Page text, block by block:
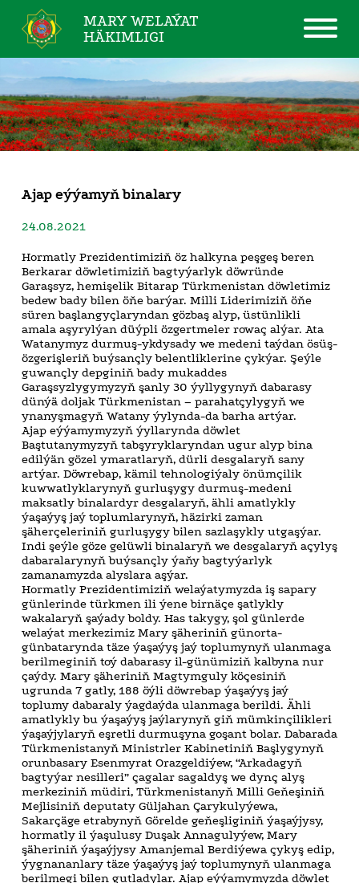
MARY WELAÝAT
HÄKIMLIGI
Ajap eýýamyň binalary
24.08.2021
Hormatly Prezidentimiziň öz halkyna peşgeş beren
Berkarar döwletimiziň bagtyýarlyk döwründe
Garaşsyz, hemişelik Bitarap Türkmenistan döwletimiz
bedew bady bilen öňe barýar. Milli Liderimiziň öňe
süren başlangyçlaryndan gözbaş alyp, üstünlikli
amala aşyrylýan düýpli özgertmeler rowaç alýar. Ata
Watanymyz durmuş-ykdysady we medeni taýdan ösüş-
özgerişleriň buýsançly belentliklerine çykýar. Şeýle
guwançly depginiň bady mukaddes
Garaşsyzlygymyzyň şanly 30 ýyllygynyň dabarasy
dünýä doljak Türkmenistan – parahatçylygyň we
ynanyşmagyň Watany ýylynda-da barha artýar.
Ajap eýýamymyzyň ýyllarynda döwlet
Baştutanymyzyň tabşyryklaryndan ugur alyp bina
edilýän gözel ymaratlaryň, dürli desgalaryň sany
artýar. Döwrebap, kämil tehnologiýaly önümçilik
kuwwatlyklarynyň gurluşygy durmuş-medeni
maksatly binalardyr desgalaryň, ähli amatlykly
ýaşaýyş jaý toplumlarynyň, häzirki zaman
şäherçeleriniň gurluşygy bilen sazlaşykly utgaşýar.
Indi şeýle göze gelüwli binalaryň we desgalaryň açylyş
dabaralarynyň buýsançly ýaňy bagtyýarlyk
zamanamyzda alyslara aşýar.
Hormatly Prezidentimiziň welaýatymyzda iş sapary
günlerinde türkmen ili ýene birnäçe şatlykly
wakalaryň şaýady boldy. Has takygy, şol günlerde
welaýat merkezimiz Mary şäheriniň günorta-
günbatarynda täze ýaşaýyş jaý toplumynyň ulanmaga
berilmeginiň toý dabarasy il-günümiziň kalbyna nur
çaýdy. Mary şäheriniň Magtymguly köçesiniň
ugrunda 7 gatly, 188 öýli döwrebap ýaşaýyş jaý
toplumy dabaraly ýagdaýda ulanmaga berildi. Ähli
amatlykly bu ýaşaýyş jaýlarynyň giň mümkinçilikleri
ýaşaýjylaryň eşretli durmuşyna goşant bolar. Dabarada
Türkmenistanyň Ministrler Kabinetiniň Başlygynyň
orunbasary Esenmyrat Orazgeldiýew, “Arkadagyň
bagtyýar nesilleri” çagalar sagaldyş we dynç alyş
merkeziniň müdiri, Türkmenistanyň Milli Geňeşiniň
Mejlisiniň deputaty Güljahan Çarykulyýewa,
Sakarçäge etrabynyň Görelde geňeşliginiň ýaşaýjysy,
hormatly il ýaşulusy Duşak Annagulyýew, Mary
şäheriniň ýaşaýjysy Amanjemal Berdiýewa çykyş edip,
ýygnananlary täze ýaşaýyş jaý toplumynyň ulanmaga
berilmegi bilen gutladylar. Ajap eýýamymyzda döwlet